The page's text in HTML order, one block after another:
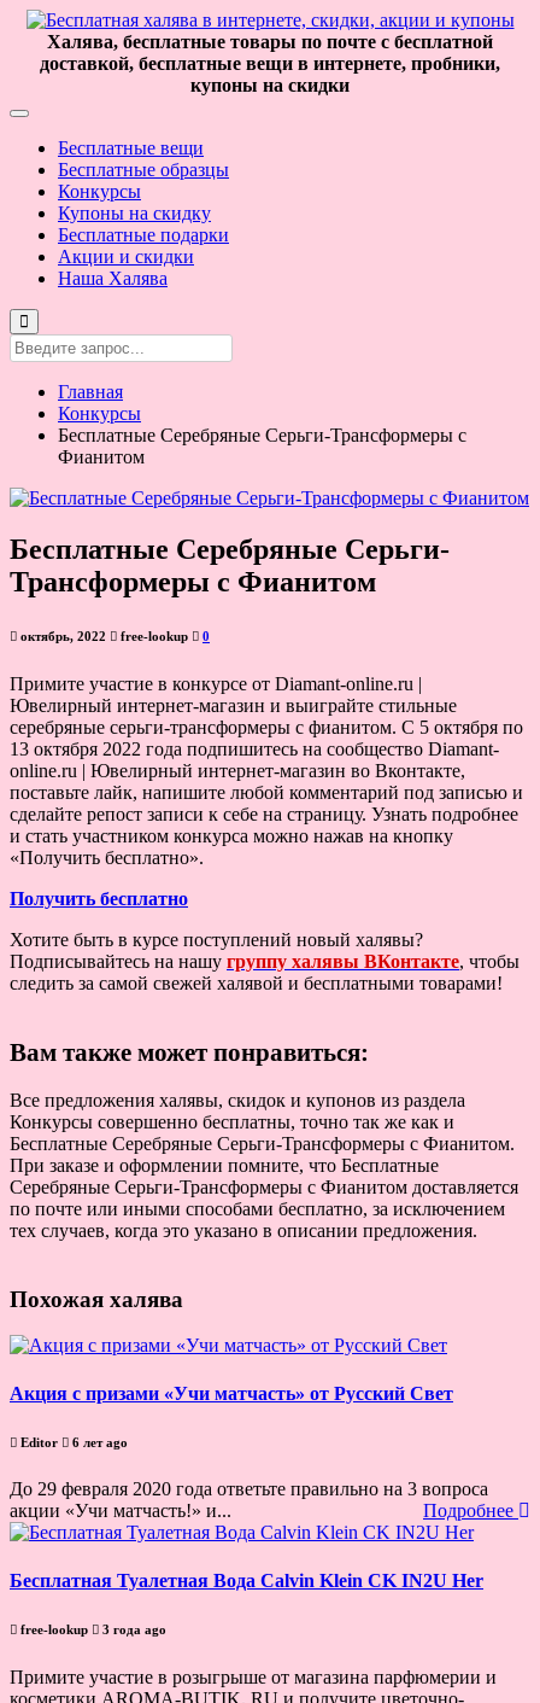
Халява, бесплатные товары по почте с бесплатной
доставкой, бесплатные вещи в интернете, пробники,
купоны на скидки
Бесплатные вещи
Бесплатные образцы
Конкурсы
Купоны на скидку
Бесплатные подарки
Акции и скидки
Наша Халява
Главная
Конкурсы
Бесплатные Серебряные Серьги-Трансформеры с
Фианитом
Бесплатные Серебряные Серьги-
Трансформеры с Фианитом
октябрь, 2022 free-lookup 0
Примите участие в конкурсе от Diamant-online.ru |
Ювелирный интернет-магазин и выиграйте стильные
серебряные серьги-трансформеры с фианитом. С 5 октября по
13 октября 2022 года подпишитесь на сообщество Diamant-
online.ru | Ювелирный интернет-магазин во Вконтакте,
поставьте лайк, напишите любой комментарий под записью и
сделайте репост записи к себе на страницу. Узнать подробнее
и стать участником конкурса можно нажав на кнопку
«Получить бесплатно».
Получить бесплатно
Хотите быть в курсе поступлений новый халявы?
Подписывайтесь на нашу группу халявы ВКонтакте, чтобы
следить за самой свежей халявой и бесплатными товарами!
Вам также может понравиться:
Все предложения халявы, скидок и купонов из раздела
Конкурсы совершенно бесплатны, точно так же как и
Бесплатные Серебряные Серьги-Трансформеры с Фианитом.
При заказе и оформлении помните, что Бесплатные
Серебряные Серьги-Трансформеры с Фианитом доставляется
по почте или иными способами бесплатно, за исключением
тех случаев, когда это указано в описании предложения.
Похожая халява
Акция с призами «Учи матчасть» от Русский Свет
Editor 6 лет ago
До 29 февраля 2020 года ответьте правильно на 3 вопроса
акции «Учи матчасть!» и...
Подробнее
Бесплатная Туалетная Вода Calvin Klein CK IN2U Her
free-lookup 3 года ago
Примите участие в розыгрыше от магазина парфюмерии и
косметики AROMA-BUTIK. RU и получите цветочно-